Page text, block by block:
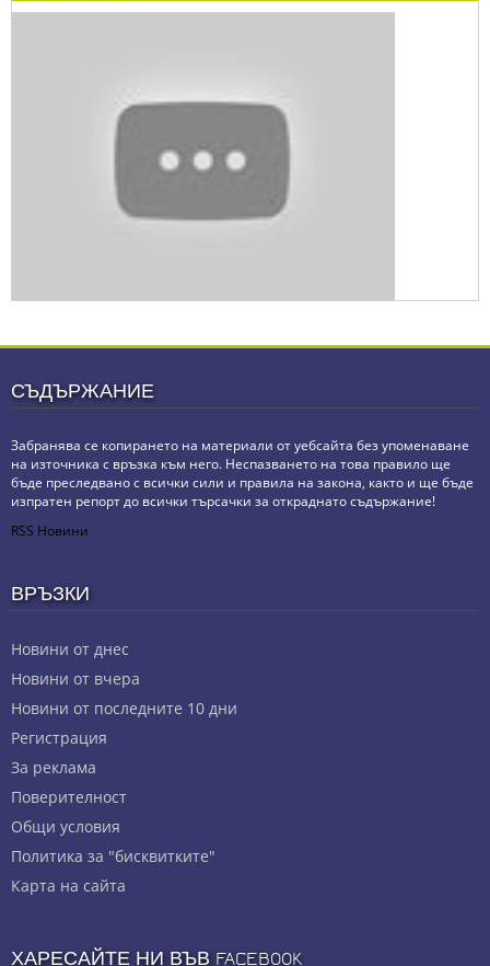
СЪДЪРЖАНИЕ
Забранява се копирането на материали от уебсайта без упоменаване
на източника с връзка към него. Неспазването на това правило ще
бъде преследвано с всички сили и правила на закона, както и ще бъде
изпратен репорт до всички търсачки за откраднато съдържание!
RSS Новини
ВРЪЗКИ
Новини от днес
Новини от вчера
Новини от последните 10 дни
Регистрация
За реклама
Πoвepитeлнocт
Общи условия
Политика за "бисквитките"
Карта на сайта
ХАРЕСАЙТЕ НИ ВЪВ FACEBOOK